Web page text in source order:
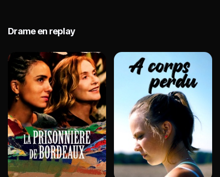
Drame en replay